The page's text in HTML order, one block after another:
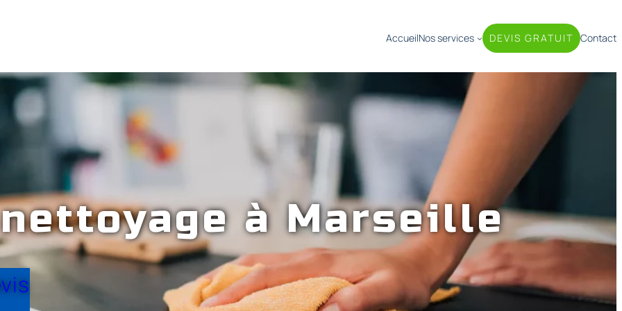
AccueilNos services DEVIS GRATUIT Contact
à Marseille